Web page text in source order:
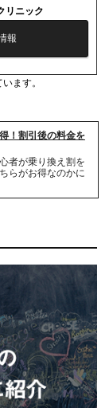
リニック
報
ます。
！割引後の料金を
者が乗り換え割を
らがお得なのかに